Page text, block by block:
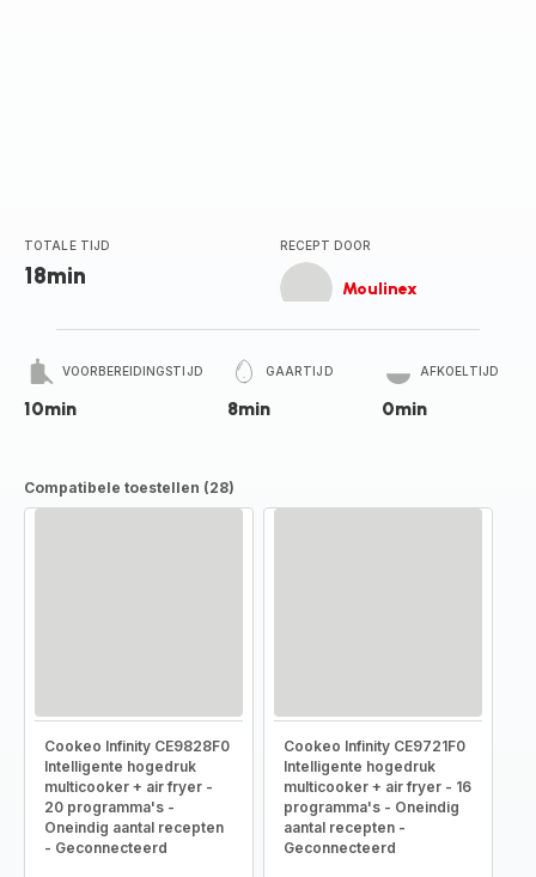
TOTALE TIJD
18min
RECEPT DOOR
Moulinex
VOORBEREIDINGSTIJD
10min
GAARTIJD
8min
AFKOELTIJD
0min
Compatibele toestellen (28)
Cookeo Infinity CE9828F0
Intelligente hogedruk
multicooker + air fryer -
20 programma's -
Oneindig aantal recepten
- Geconnecteerd
Cookeo Infinity CE9721F0
Intelligente hogedruk
multicooker + air fryer - 16
programma's - Oneindig
aantal recepten -
Geconnecteerd